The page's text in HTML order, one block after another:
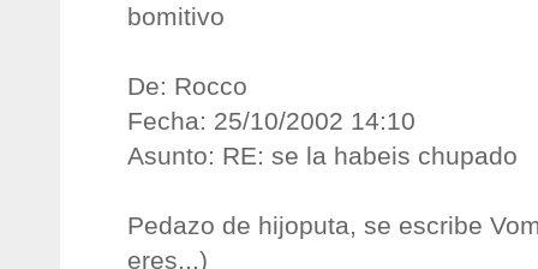
bomitivo
De: Rocco
Fecha: 25/10/2002 14:10
Asunto: RE: se la habeis chupado
Pedazo de hijoputa, se escribe
eres...)